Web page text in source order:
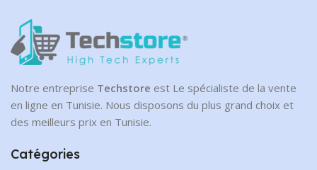
Notre entreprise Techstore est Le spécialiste de la vente
en ligne en Tunisie. Nous disposons du plus grand choix et
des meilleurs prix en Tunisie.
Catégories